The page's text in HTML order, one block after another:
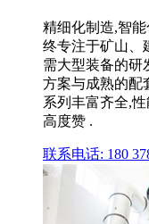
精细化制造,智
终专注于矿山、
需大型装备的研
方案与成熟的配
系列丰富齐全,
高度赞 .
联系电话: 180